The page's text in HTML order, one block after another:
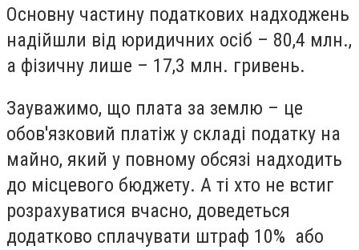
Основну частину податкових надходжень
надійшли від юридичних осіб – 80,4 млн.,
а фізичну лише – 17,3 млн. гривень.
Зауважимо, що плата за землю – це
обов'язковий платіж у складі податку на
майно, який у повному обсязі надходить
до місцевого бюджету. А ті хто не встиг
розрахуватися вчасно, доведеться
додатково сплачувати штраф 10% або